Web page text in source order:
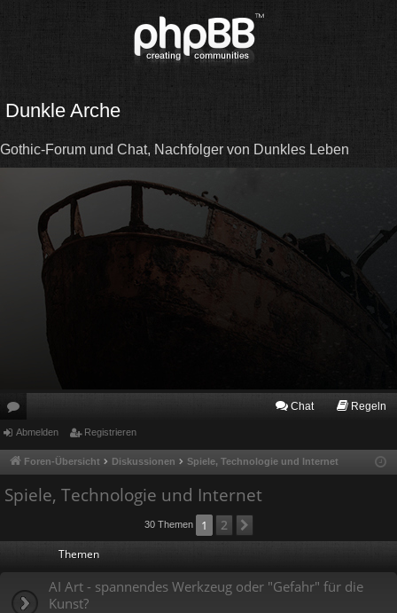
Dunkle Arche
Gothic-Forum und Chat, Nachfolger von Dunkles Leben
or
en
Chat Regeln
Abmelden Registrieren
Foren-Übersicht Diskussionen Spiele, Technologie und Internet
Spiele, Technologie und Internet
30 Themen 1 2
Themen
AI Art - spannendes Werkzeug oder "Gefahr" für die
Kunst?